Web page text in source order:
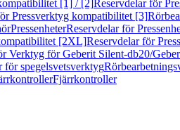
[1] / [2]Reservdelar för
Pressverktyg kompatibilitet [3]
PressenheterReservdelar för
[2XL]Reservdelar för
Verktyg för Geberit Silent-db20/
för spegelsvetsverktyg
Fjärrkontroller